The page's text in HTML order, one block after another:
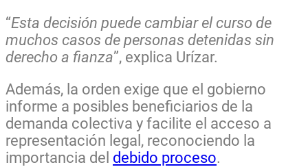
“Esta decisión puede cambiar el curso de
muchos casos de personas detenidas sin
derecho a fianza”, explica Urízar.
Además, la orden exige que el gobierno
informe a posibles beneficiarios de la
demanda colectiva y facilite el acceso a
representación legal, reconociendo la
importancia del debido proceso.